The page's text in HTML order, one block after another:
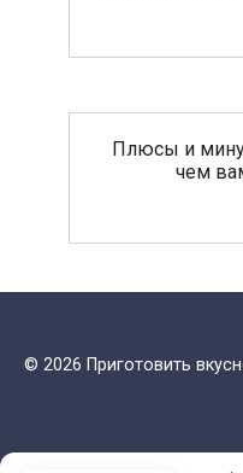
Плюсы и
чем
© 2026 Приготовить